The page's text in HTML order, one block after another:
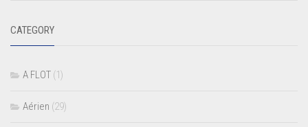
CATEGORY
A FLOT (1)
Aérien (29)